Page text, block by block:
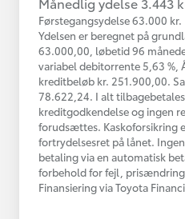
Førstegangsydelse 63.000 kr.
Ydelsen er beregnet på
63.000,00, løbetid 96
variabel debitorrente 5,63 %,
kreditbeløb kr. 251.900,00.
78.622,24. I alt
kreditgodkendelse og ingen
forudsættes. Kaskoforsikring
fortrydelsesret på lånet.
betaling via en automatisk
forbehold for fejl,
Finansiering via Toyota